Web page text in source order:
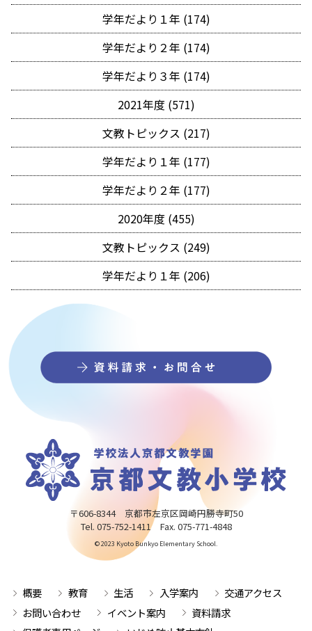
学年だより１年 (174)
学年だより２年 (174)
学年だより３年 (174)
2021年度 (571)
文教トピックス (217)
学年だより１年 (177)
学年だより２年 (177)
2020年度 (455)
文教トピックス (249)
学年だより１年 (206)
〒606-8344 京都市左京区岡崎円勝寺町50
Tel. 075-752-1411 Fax. 075-771-4848
© 2023 Kyoto Bunkyo Elementary School.
概要 教育 生活 入学案内
交通アクセス
お問い合わせ
イベント案内
資料請求